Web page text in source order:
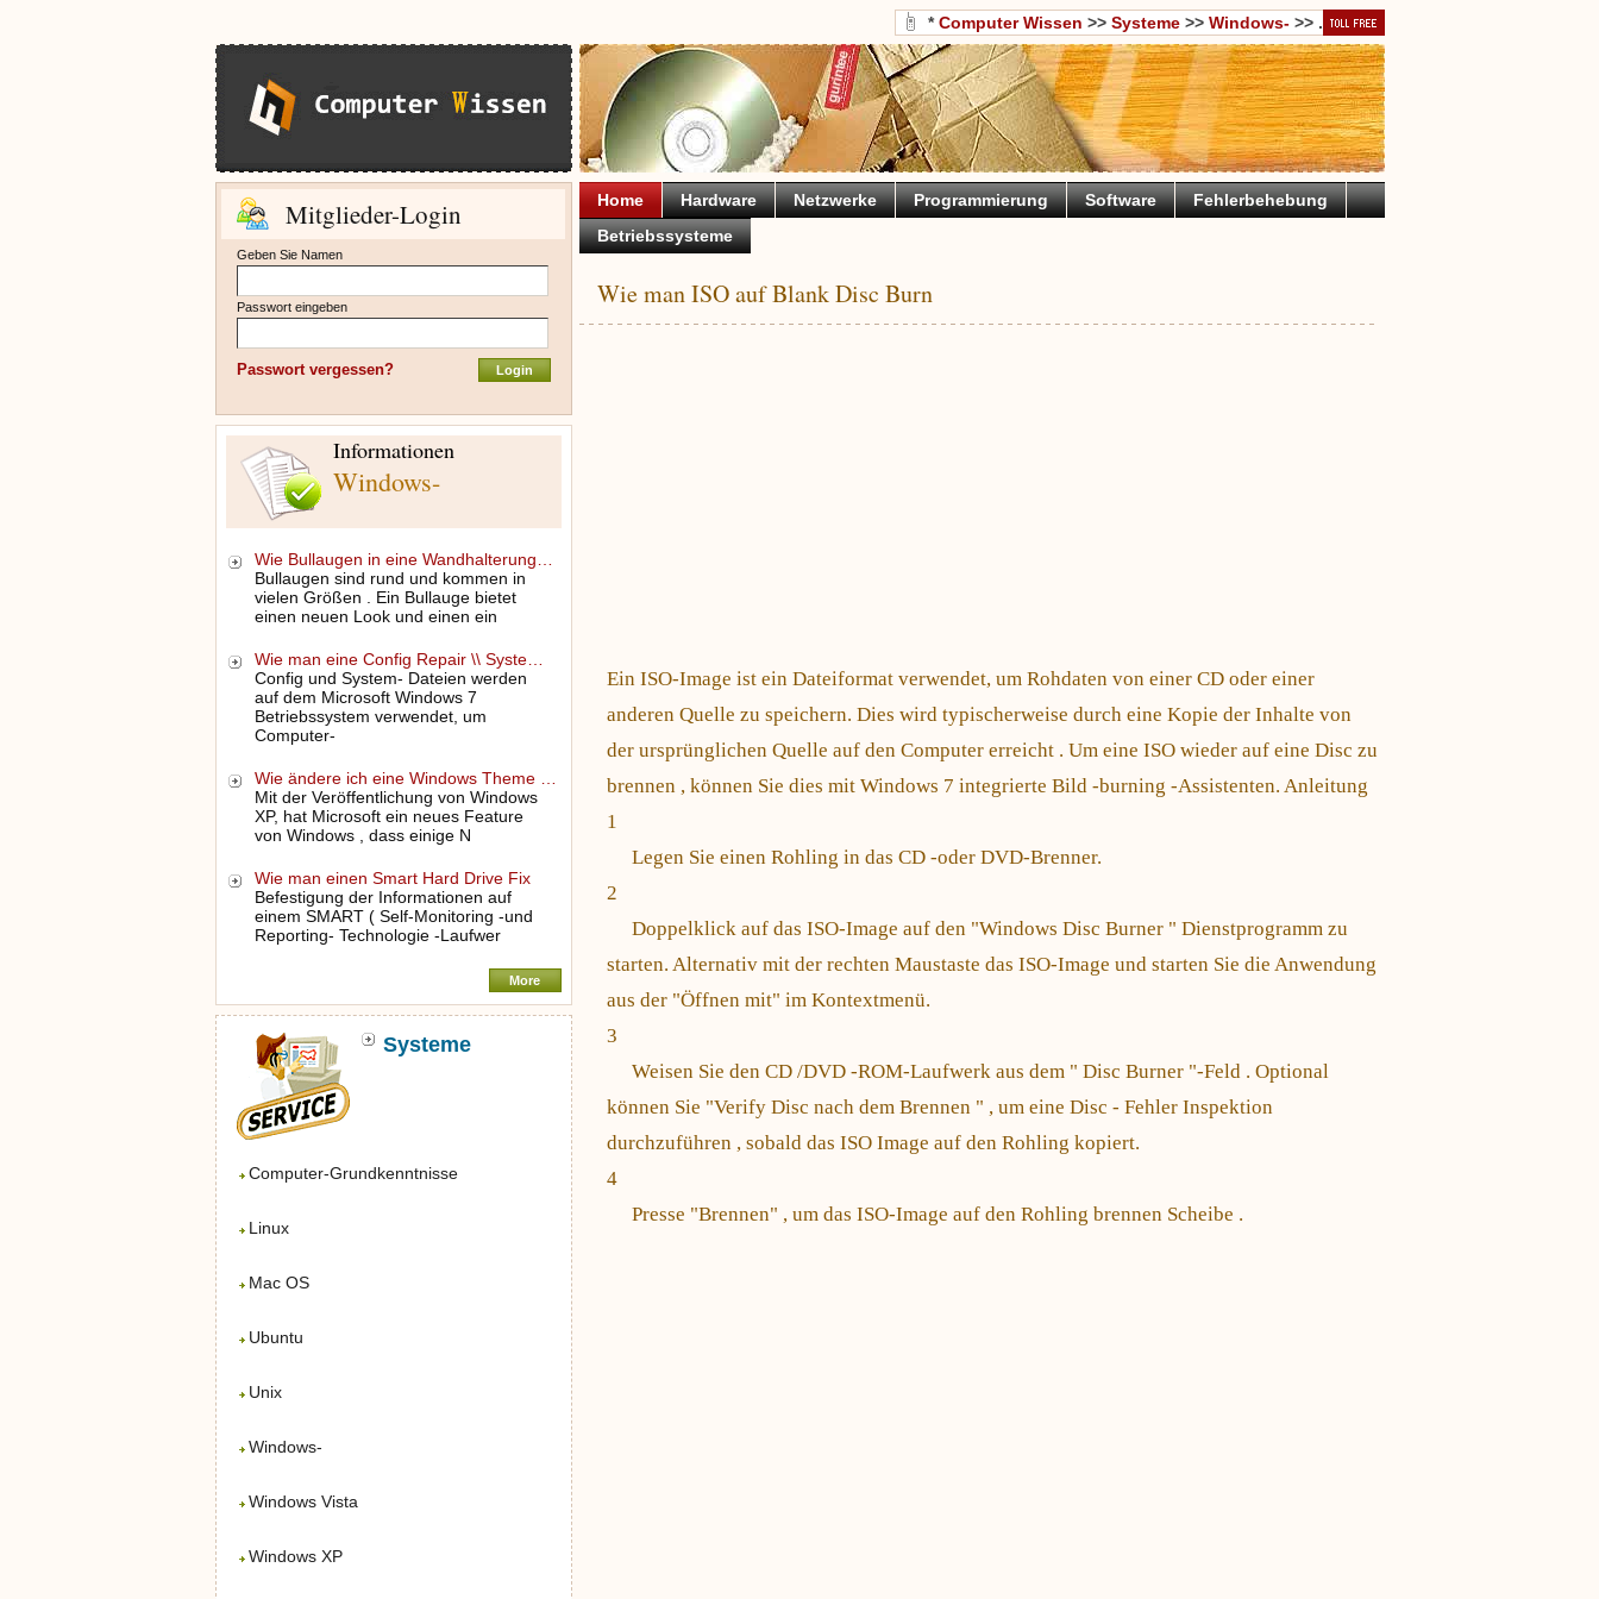
Mitglieder-Login
Geben Sie Namen
Passwort eingeben
Passwort vergessen?
Informationen
Windows-
Wie Bullaugen in eine Wandhalterung…
Bullaugen sind rund und kommen in
vielen Größen . Ein Bullauge bietet
einen neuen Look und einen ein
Wie man eine Config Repair \\ Syste…
Config und System- Dateien werden
auf dem Microsoft Windows 7
Betriebssystem verwendet, um
Computer-
Wie ändere ich eine Windows Theme …
Mit der Veröffentlichung von Windows
XP, hat Microsoft ein neues Feature
von Windows , dass einige N
Wie man einen Smart Hard Drive Fix
Befestigung der Informationen auf
einem SMART ( Self-Monitoring -und
Reporting- Technologie -Laufwer
More
Systeme
Computer-Grundkenntnisse
Linux
Mac OS
Ubuntu
Unix
Windows-
Windows Vista
Windows XP
*Computer Wissen >> Systeme>> Windows->> .
Home Hardware Netzwerke Programmierung Software
Fehlerbehebung
Betriebssysteme
Wie man ISO auf Blank Disc Burn
Ein ISO-Image ist ein Dateiformat verwendet, um Rohdaten von einer CD oder einer
anderen Quelle zu speichern. Dies wird typischerweise durch eine Kopie der Inhalte von
der ursprünglichen Quelle auf den Computer erreicht . Um eine ISO wieder auf eine Disc zu
brennen , können Sie dies mit Windows 7 integrierte Bild -burning -Assistenten. Anleitung
1
Legen Sie einen Rohling in das CD -oder DVD-Brenner.
2
Doppelklick auf das ISO-Image auf den "Windows Disc Burner " Dienstprogramm zu
starten. Alternativ mit der rechten Maustaste das ISO-Image und starten Sie die Anwendung
aus der "Öffnen mit" im Kontextmenü.
3
Weisen Sie den CD /DVD -ROM-Laufwerk aus dem " Disc Burner "-Feld . Optional
können Sie "Verify Disc nach dem Brennen " , um eine Disc - Fehler Inspektion
durchzuführen , sobald das ISO Image auf den Rohling kopiert.
4
Presse "Brennen" , um das ISO-Image auf den Rohling brennen Scheibe .